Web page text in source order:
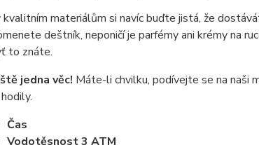
kvalitním materiálům si navíc buďte jistá, že
deštník, neponičí je parfémy ani krémy na
to znáte.
jedna věc! Máte-li chvilku, podívejte se na naši
Čas
Vodotěsnost 3 ATM